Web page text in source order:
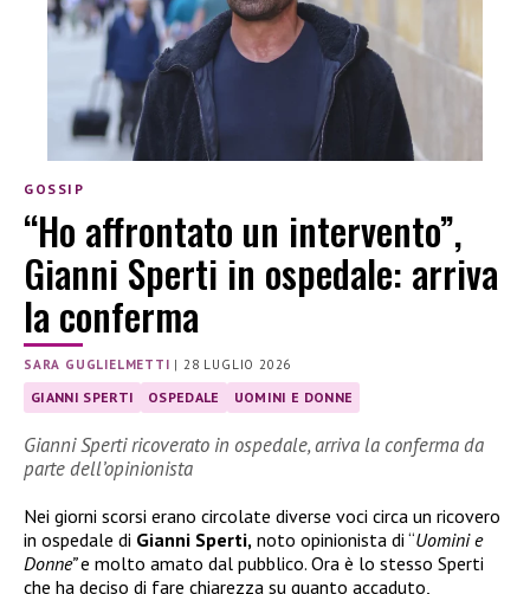
GOSSIP
“Ho affrontato un intervento”,
Gianni Sperti in ospedale: arriva
la conferma
SARA GUGLIELMETTI |28 LUGLIO 2026
GIANNI SPERTI OSPEDALE UOMINI E DONNE
Gianni Sperti ricoverato in ospedale, arriva la conferma da
parte dell’opinionista
Nei giorni scorsi erano circolate diverse voci circa un ricovero
in ospedale di Gianni Sperti, noto opinionista di “Uomini e
Donne”e molto amato dal pubblico. Ora è lo stesso Sperti
che ha deciso di fare chiarezza su quanto accaduto,